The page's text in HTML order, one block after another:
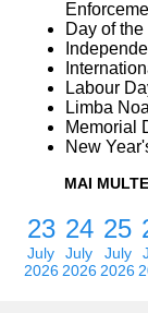
Day of
Labour
Limba
Memorial
New
MAI
23
July
2026
24
July
2026
25
July
2026